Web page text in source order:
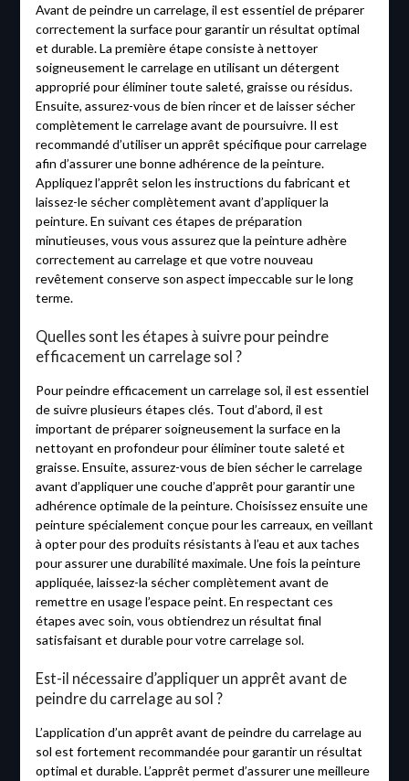
Avant de peindre un carrelage, il est essentiel de préparer
correctement la surface pour garantir un résultat optimal
et durable. La première étape consiste à nettoyer
soigneusement le carrelage en utilisant un détergent
approprié pour éliminer toute saleté, graisse ou résidus.
Ensuite, assurez-vous de bien rincer et de laisser sécher
complètement le carrelage avant de poursuivre. Il est
recommandé d’utiliser un apprêt spécifique pour carrelage
afin d’assurer une bonne adhérence de la peinture.
Appliquez l’apprêt selon les instructions du fabricant et
laissez-le sécher complètement avant d’appliquer la
peinture. En suivant ces étapes de préparation
minutieuses, vous vous assurez que la peinture adhère
correctement au carrelage et que votre nouveau
revêtement conserve son aspect impeccable sur le long
terme.
Quelles sont les étapes à suivre pour peindre
efficacement un carrelage sol ?
Pour peindre efficacement un carrelage sol, il est essentiel
de suivre plusieurs étapes clés. Tout d’abord, il est
important de préparer soigneusement la surface en la
nettoyant en profondeur pour éliminer toute saleté et
graisse. Ensuite, assurez-vous de bien sécher le carrelage
avant d’appliquer une couche d’apprêt pour garantir une
adhérence optimale de la peinture. Choisissez ensuite une
peinture spécialement conçue pour les carreaux, en veillant
à opter pour des produits résistants à l’eau et aux taches
pour assurer une durabilité maximale. Une fois la peinture
appliquée, laissez-la sécher complètement avant de
remettre en usage l’espace peint. En respectant ces
étapes avec soin, vous obtiendrez un résultat final
satisfaisant et durable pour votre carrelage sol.
Est-il nécessaire d’appliquer un apprêt avant de
peindre du carrelage au sol ?
L’application d’un apprêt avant de peindre du carrelage au
sol est fortement recommandée pour garantir un résultat
optimal et durable. L’apprêt permet d’assurer une meilleure